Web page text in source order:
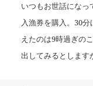
いつもお世話になっ
入漁券を購入。30
えたのは9時過ぎの
出してみるとします